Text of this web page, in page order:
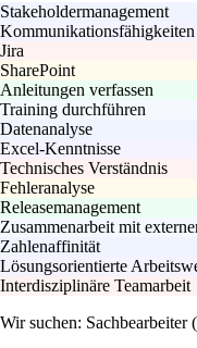
Stakeholdermanagement
Kommunikationsfähigkeiten
Jira
SharePoint
Anleitungen verfassen
Training durchführen
Datenanalyse
Excel-Kenntnisse
Technisches Verständnis
Fehleranalyse
Releasemanagement
Zusammenarbeit mit
Zahlenaffinität
Lösungsorientierte
Interdisziplinäre Teamarbeit
Wir suchen: